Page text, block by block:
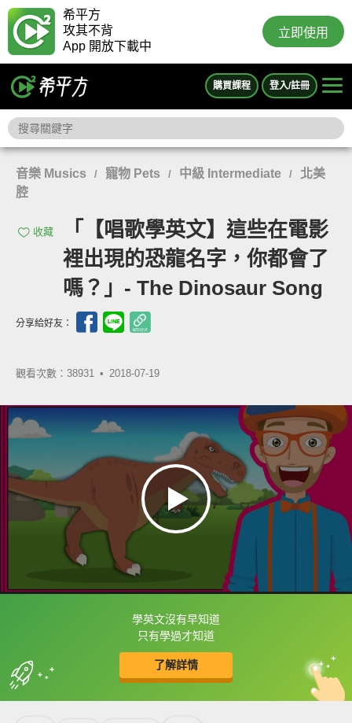
希平方
攻其不背
App 開放下載中
立即使用
購買課程 登入/註冊
音樂 Musics / 寵物 Pets / 中級 Intermediate /
北美
腔
收藏
「【唱歌學英文】這些在電影
裡出現的恐龍名字，你都會了
嗎？」- The Dinosaur Song
分享給好友：
觀看次數：38931 • 2018-07-19
學英文沒有早知道
只有學過才知道
了解詳情
框選或點兩下字幕可以直接查字典喔！
收錄佳句 中
英